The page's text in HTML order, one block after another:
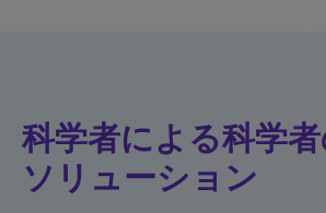
科学者による科学
ソリューション